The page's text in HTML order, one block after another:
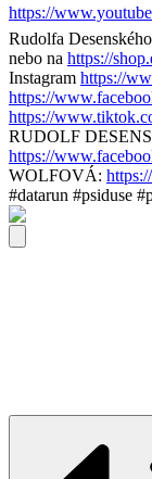
https://
Rudolfa
nebo na https://
Instagram https://
https://
https://
RUDOLF
https://
WOLFOVÁ:
#datarun #psiduse